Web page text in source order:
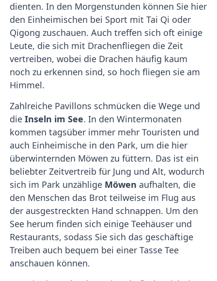
dienten. In den Morgenstunden können Sie hier
den Einheimischen bei Sport mit Tai Qi oder
Qigong zuschauen. Auch treffen sich oft einige
Leute, die sich mit Drachenfliegen die Zeit
vertreiben, wobei die Drachen häufig kaum
noch zu erkennen sind, so hoch fliegen sie am
Himmel.
Zahlreiche Pavillons schmücken die Wege und
die Inseln im See. In den Wintermonaten
kommen tagsüber immer mehr Touristen und
auch Einheimische in den Park, um die hier
überwinternden Möwen zu füttern. Das ist ein
beliebter Zeitvertreib für Jung und Alt, wodurch
sich im Park unzählige Möwen aufhalten, die
den Menschen das Brot teilweise im Flug aus
der ausgestreckten Hand schnappen. Um den
See herum finden sich einige Teehäuser und
Restaurants, sodass Sie sich das geschäftige
Treiben auch bequem bei einer Tasse Tee
anschauen können.